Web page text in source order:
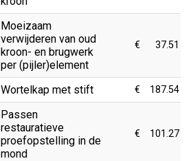
Moeizaam
verwijderen van oud
kroon- en brugwerk
per (pijler)element
€ 37.51
Wortelkap met stift € 187.54
Passen
restauratieve
proefopstelling in de
mond
€ 101.27